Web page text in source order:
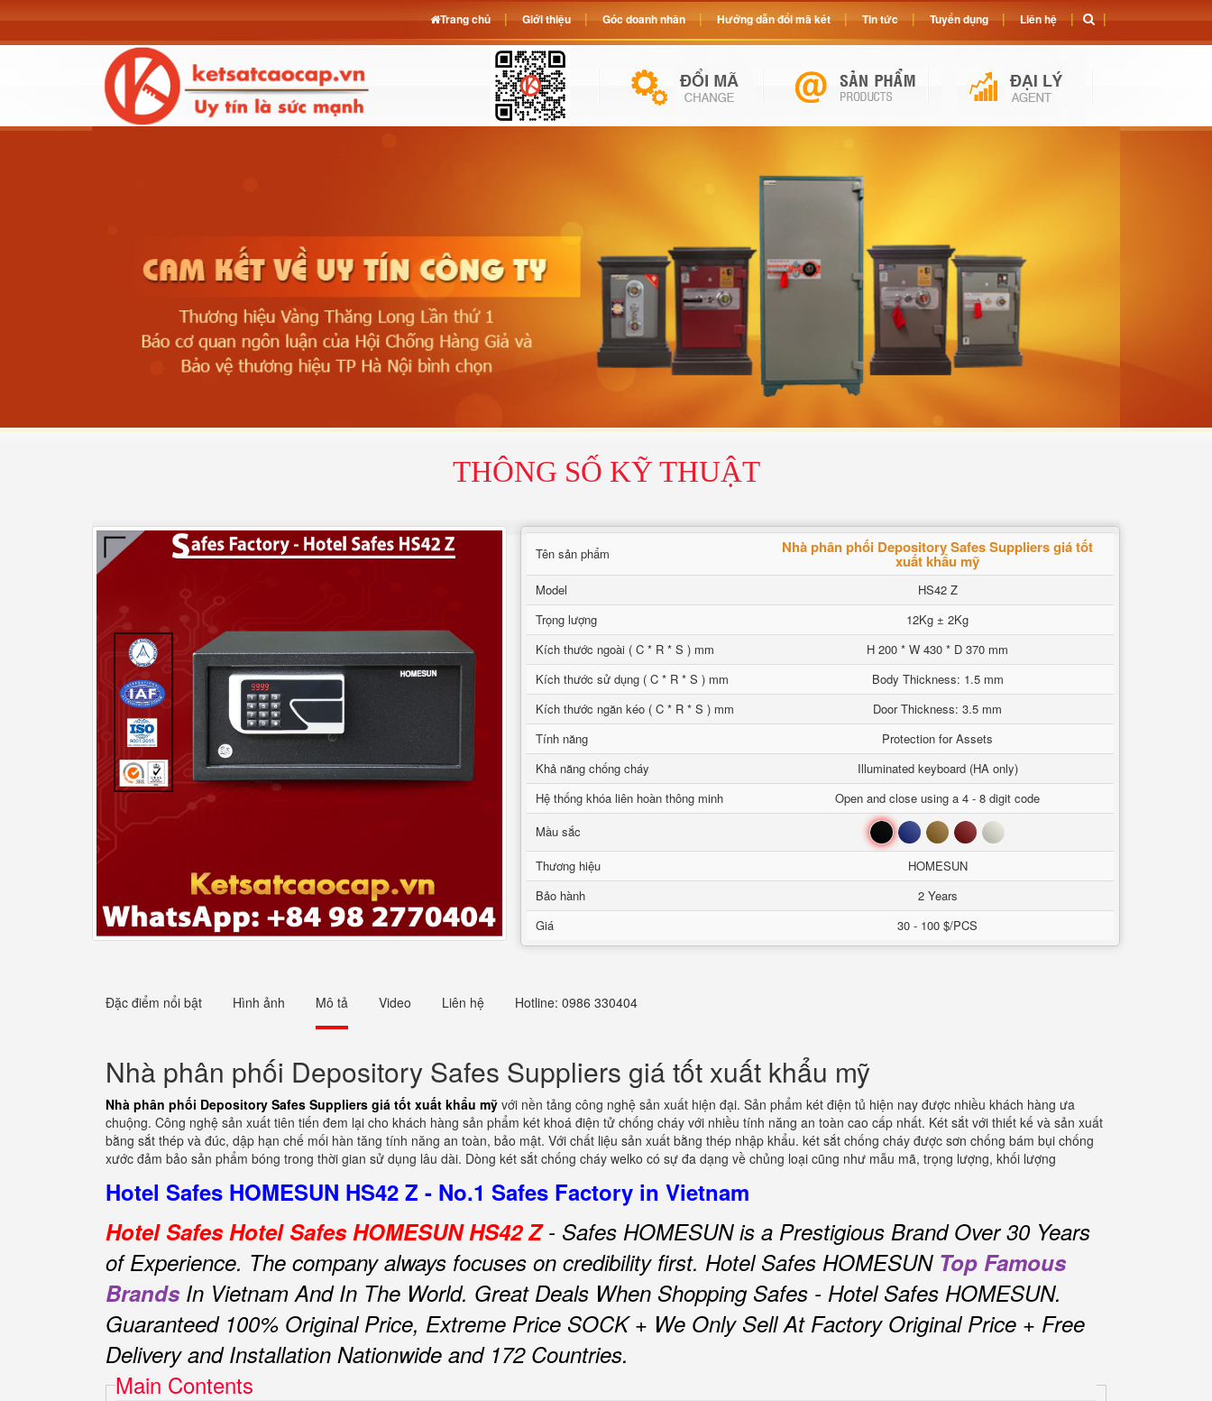
THÔNG SỐ KỸ THUẬT
Tên sản phẩm Nhà phân phối Depository Safes Suppliers giá tốt
xuất khẩu mỹ
Model
HS42 Z
Trọng lượng
12Kg ± 2Kg
Kích thước ngoài ( C * R * S ) mm
H 200 * W 430 * D 370 mm
Kích thước sử dụng ( C * R * S ) mm
Body Thickness: 1.5 mm
Kích thước ngăn kéo ( C * R * S ) mm
Door Thickness: 3.5 mm
Tính năng
Protection for Assets
Khả năng chống cháy
Illuminated keyboard (HA only)
Hệ thống khóa liên hoàn thông minh
Open and close using a 4 - 8 digit code
Mầu sắc
Đen Xanh Nâu Đỏ Trắng
Thương hiệu
HOMESUN
Bảo hành
2 Years
Giá
30 - 100 $/PCS
Đặc điểm nổi bật Hình ảnh Mô tả Video Liên hệ Hotline: 0986 330404
Nhà phân phối Depository Safes Suppliers giá tốt xuất khẩu mỹ
Nhà phân phối Depository Safes Suppliers giá tốt xuất khẩu mỹ với nền tảng công nghệ sản xuất hiện đại. Sản phẩm két điện tủ hiện nay được nhiều khách hàng ưa
chuộng. Công nghệ sản xuất tiên tiến đem lại cho khách hàng sản phẩm két khoá điện tử chống cháy với nhiều tính năng an toàn cao cấp nhất. Két sắt với thiết kế và sản xuất
bằng sắt thép và đúc, dập hạn chế mối hàn tăng tính năng an toàn, bảo mật. Với chất liệu sản xuất bằng thép nhập khẩu. két sắt chống cháy được sơn chống bám bụi chống
xước đảm bảo sản phẩm bóng trong thời gian sử dụng lâu dài. Dòng két sắt chống cháy welko có sự đa dạng về chủng loại cũng như mẫu mã, trọng lượng, khối lượng
Hotel Safes HOMESUN HS42 Z - No.1 Safes Factory in Vietnam
Hotel Safes Hotel Safes HOMESUN HS42 Z- Safes HOMESUN is a Prestigious Brand Over 30 Years
of Experience. The company always focuses on credibility first. Hotel Safes HOMESUN Top Famous
Brands In Vietnam And In The World. Great Deals When Shopping Safes - Hotel Safes HOMESUN.
Guaranteed 100% Original Price, Extreme Price SOCK + We Only Sell At Factory Original Price + Free
Delivery and Installation Nationwide and 172 Countries.
Main Contents
Trang chủ Giới thiệu Góc doanh nhân Hướng dẫn đổi mã két Tin tức Tuyển dụng Liên hệ